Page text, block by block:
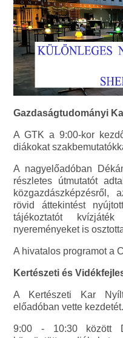
Gazdaságtudományi
A GTK a 9:00-kor
diákokat
A nagyelőadóban
részletes útmutatót
közgazdászképzésről,
rövid áttekintést
tájékoztatót
nyereményeket is
A hivatalos programot a
Kertészeti és
A Kertészeti Kar
előadóban vette kezdetét.
9:00 - 10:30 között